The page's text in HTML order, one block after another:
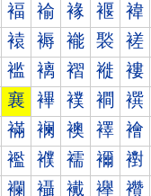
褔 褕 褖 褗 褘
褤 褥 褦 褧 褨
褴 褵 褶 褷 褸
襄 襅 襆 襇 襈
襔 襕 襖 襗 襘
襤 襥 襦 襧 襨
襴 襵 襶 襷 襸